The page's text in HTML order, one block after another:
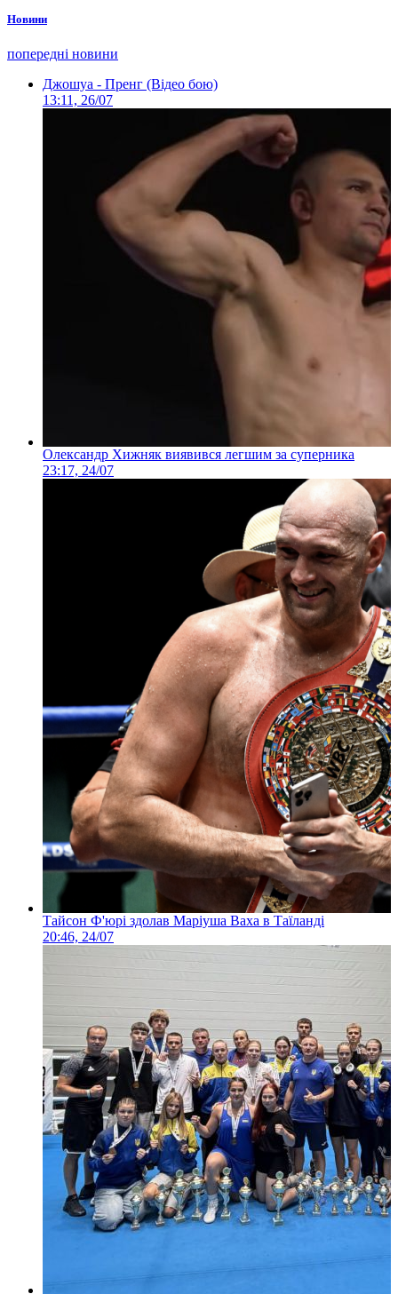
Новини
попередні новини
Джошуа - Пренг (Відео бою)
13:11, 26/07
Олександр Хижняк виявився легшим за суперника
23:17, 24/07
Тайсон Ф'юрі здолав Маріуша Ваха в Таїланді
20:46, 24/07